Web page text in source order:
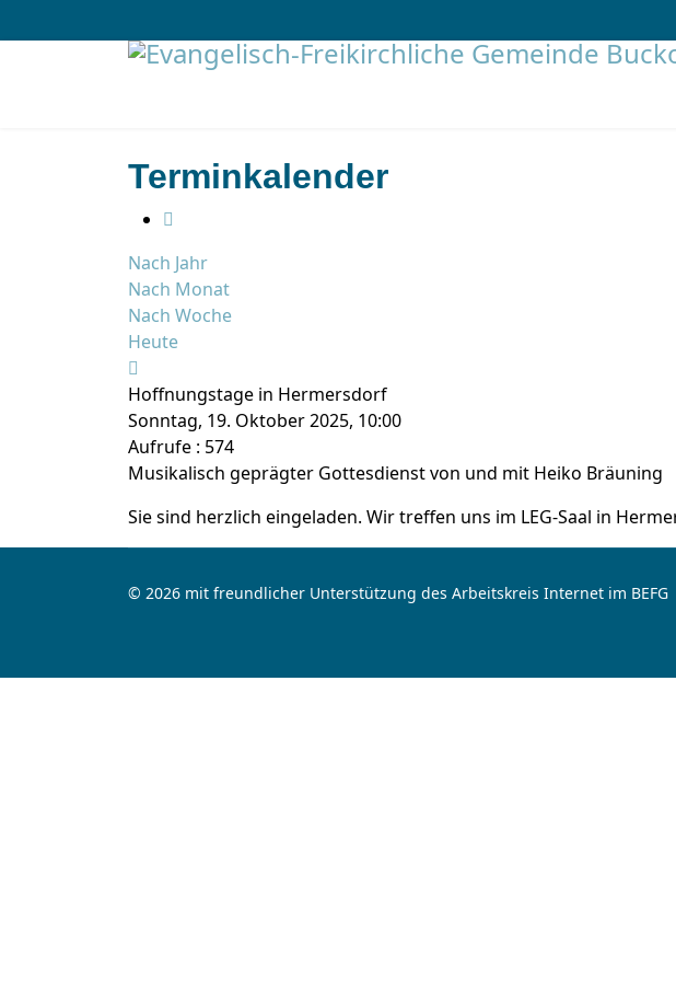
Terminkalender
Nach Jahr
Nach Monat
Nach Woche
Heute
Hoffnungstage in Hermersdorf
Sonntag, 19. Oktober 2025, 10:00
Aufrufe : 574
Musikalisch geprägter Gottesdienst von und mit Heiko Bräuning
Sie sind herzlich eingeladen. Wir treffen uns im LEG-Saal in
© 2026 mit freundlicher Unterstützung des Arbeitskreis Internet im BEFG